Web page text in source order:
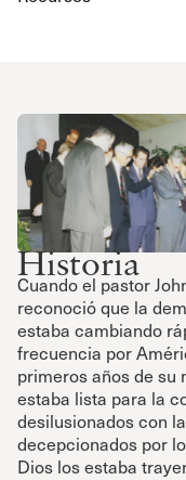
Historia
Cuando el pastor
reconoció que la
estaba cambiando
frecuencia por
primeros años de su
estaba lista para la
desilusionados con
decepcionados por
Dios los estaba